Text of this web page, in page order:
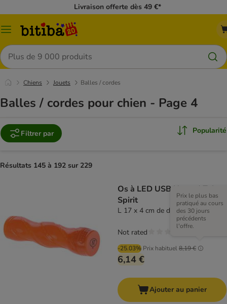
Livraison offerte dès 49 €*
Menu
Rechercher
Chiens Jouets Balles / cordes
Balles / cordes pour chien - Page 4
Filtrer par Popularité
Résultats 145 à 192 sur 229
Os à LED USB Nomad Tales
Spirit
L 17 x 4 cm de diamètre
-25.03% Prix habituel8,19 €
Prix le plus bas
pratiqué au cours
des 30 jours
précédents
l'offre.
6,14 €
Not rated
Ajouter au panier